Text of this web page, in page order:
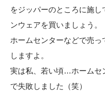
をジッパーのところに施
ンウェアを買いましょう。
ホームセンターなどで売
しますよ。
実は私、若い頃…ホームセ
で失敗しました（笑）